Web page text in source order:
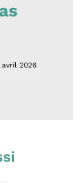
avril 2026